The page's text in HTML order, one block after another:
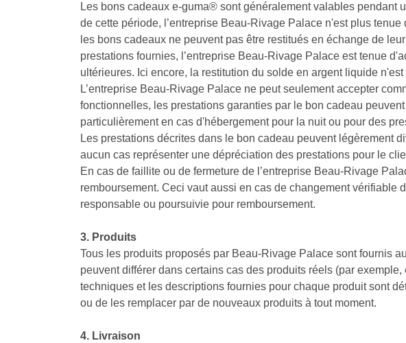
Les bons cadeaux e-guma® sont généralement valables pendant
de cette période, l’entreprise Beau-Rivage Palace n'est plus
les bons cadeaux ne peuvent pas être restitués en échange de
prestations fournies, l’entreprise Beau-Rivage Palace est tenue
ultérieures. Ici encore, la restitution du solde en argent liquide
L’entreprise Beau-Rivage Palace ne peut seulement accepter
fonctionnelles, les prestations garanties par le bon cadeau
particulièrement en cas d'hébergement pour la nuit ou pour des
Les prestations décrites dans le bon cadeau peuvent légèrement
aucun cas représenter une dépréciation des prestations pour le
En cas de faillite ou de fermeture de l’entreprise Beau-Rivage
remboursement. Ceci vaut aussi en cas de changement vérifiable
responsable ou poursuivie pour remboursement.
3. Produits
Tous les produits proposés par Beau-Rivage Palace sont fournis
peuvent différer dans certains cas des produits réels (par
techniques et les descriptions fournies pour chaque produit sont
ou de les remplacer par de nouveaux produits à tout moment.
4. Livraison